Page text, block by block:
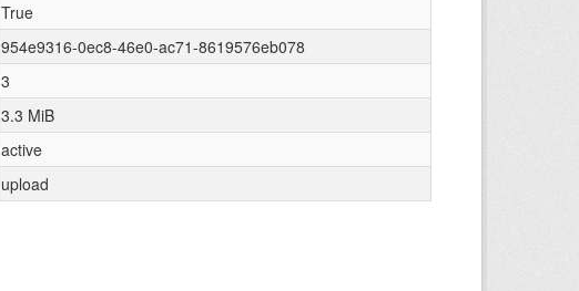
True
954e9316-0ec8-46e0-ac71-8619576eb078
3
3.3 MiB
active
upload